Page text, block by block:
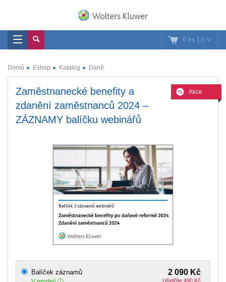
0 ks | 0
Domů Eshop Katalog Daně
Akce
Zaměstnanecké benefity a
zdanění zaměstnanců 2024 –
ZÁZNAMY balíčku webinářů
2 090 Kč
Ušetříte 490 Kč
Balíček záznamů